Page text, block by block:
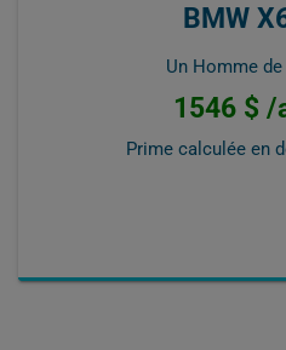
BMW
Un Homme
1546 $ /
Prime calculée en